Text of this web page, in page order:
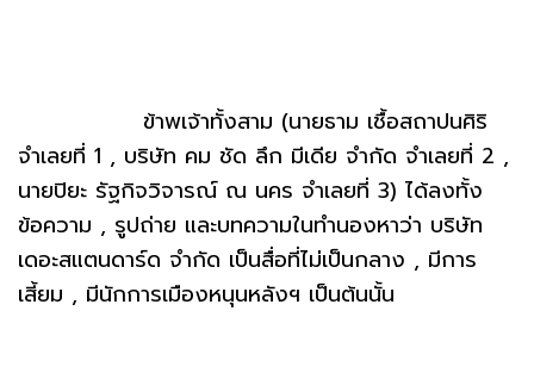
ข้าพเจ้าทั้งสาม (นายธาม เชื้อสถาปนศิริ
จำเลยที่ 1 , บริษัท คม ชัด ลึก มีเดีย จำกัด จำเลยที่ 2 ,
นายปิยะ รัฐกิจวิจารณ์ ณ นคร จำเลยที่ 3) ได้ลงทั้ง
ข้อความ , รูปถ่าย และบทความในทำนองหาว่า บริษัท
เดอะสแตนดาร์ด จำกัด เป็นสื่อที่ไม่เป็นกลาง , มีการ
เสี้ยม , มีนักการเมืองหนุนหลังฯ เป็นต้นนั้น